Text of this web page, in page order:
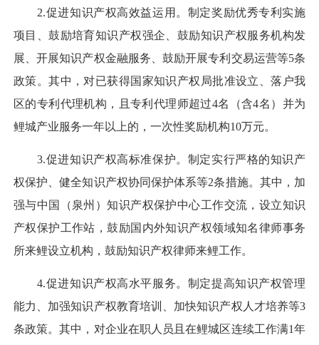
2.促进知识产权高效益运用。制定奖励优秀专利实施
项目、鼓励培育知识产权强企、鼓励知识产权服务机构发
展、开展知识产权金融服务、鼓励开展专利交易运营等5条
政策。其中，对已获得国家知识产权局批准设立、落户我
区的专利代理机构，且专利代理师超过4名（含4名）并为
鲤城产业服务一年以上的，一次性奖励机构10万元。
3.促进知识产权高标准保护。制定实行严格的知识产
权保护、健全知识产权协同保护体系等2条措施。其中，加
强与中国（泉州）知识产权保护中心工作交流，设立知识
产权保护工作站，鼓励国内外知识产权领域知名律师事务
所来鲤设立机构，鼓励知识产权律师来鲤工作。
4.促进知识产权高水平服务。制定提高知识产权管理
能力、加强知识产权教育培训、加快知识产权人才培养等3
条政策。其中，对企业在职人员且在鲤城区连续工作满1年